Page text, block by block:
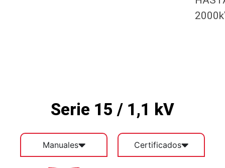
Serie 15 / 1,1 kV
Manuales Certificados